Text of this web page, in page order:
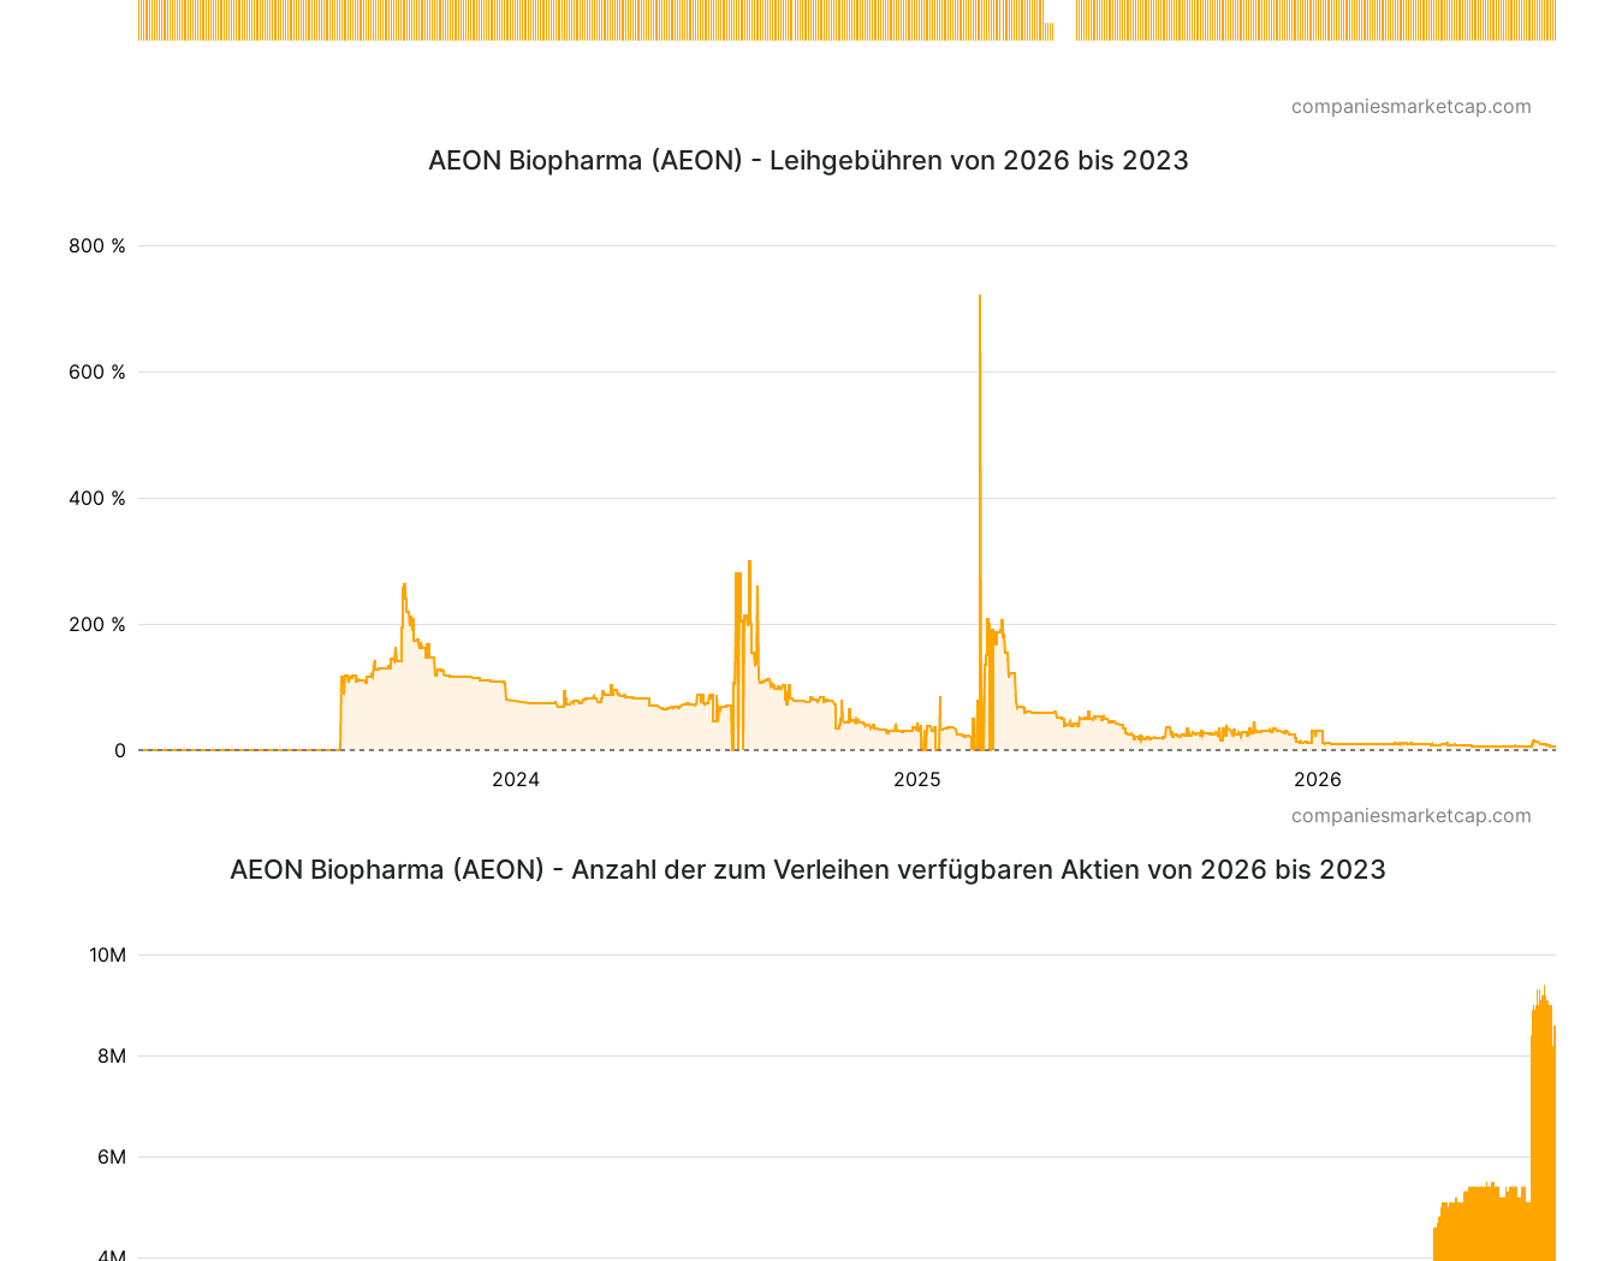
companiesmarketcap.com
AEON Biopharma (AEON) - Leihgebühren von 2026 bis 2023
2024 2025 2026
200 %
400 %
600 %
800 %
0
companiesmarketcap.com
AEON Biopharma (AEON) - Anzahl der zum Verleihen verfügbaren Aktien von 2026 bis 2023
6M
8M
10M